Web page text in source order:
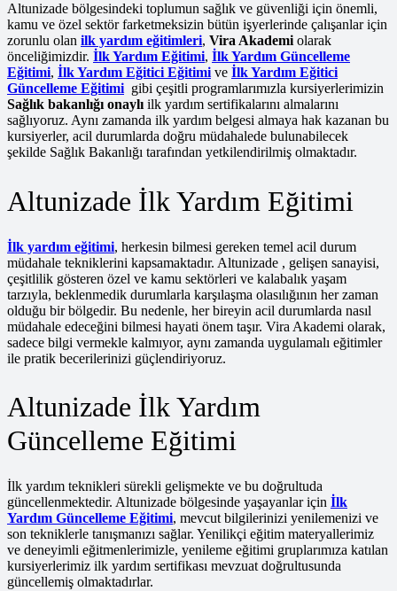
Altunizade bölgesindeki toplumun sağlık ve güvenliği için önemli,
kamu ve özel sektör farketmeksizin bütün işyerlerinde çalışanlar için
zorunlu olan ilk yardım eğitimleri, Vira Akademi olarak
önceliğimizdir. İlk Yardım Eğitimi, İlk Yardım Güncelleme
Eğitimi, İlk Yardım Eğitici Eğitimi ve İlk Yardım Eğitici
Güncelleme Eğitimi gibi çeşitli programlarımızla kursiyerlerimizin
Sağlık bakanlığı onaylı ilk yardım sertifikalarını almalarını
sağlıyoruz. Aynı zamanda ilk yardım belgesi almaya hak kazanan bu
kursiyerler, acil durumlarda doğru müdahalede bulunabilecek
şekilde Sağlık Bakanlığı tarafından yetkilendirilmiş olmaktadır.
Altunizade İlk Yardım Eğitimi
İlk yardım eğitimi, herkesin bilmesi gereken temel acil durum
müdahale tekniklerini kapsamaktadır. Altunizade , gelişen sanayisi,
çeşitlilik gösteren özel ve kamu sektörleri ve kalabalık yaşam
tarzıyla, beklenmedik durumlarla karşılaşma olasılığının her zaman
olduğu bir bölgedir. Bu nedenle, her bireyin acil durumlarda nasıl
müdahale edeceğini bilmesi hayati önem taşır. Vira Akademi olarak,
sadece bilgi vermekle kalmıyor, aynı zamanda uygulamalı eğitimler
ile pratik becerilerinizi güçlendiriyoruz.
Altunizade İlk Yardım
Güncelleme Eğitimi
İlk yardım teknikleri sürekli gelişmekte ve bu doğrultuda
güncellenmektedir. Altunizade bölgesinde yaşayanlar için İlk
Yardım Güncelleme Eğitimi, mevcut bilgilerinizi yenilemenizi ve
son tekniklerle tanışmanızı sağlar. Yenilikçi eğitim materyallerimiz
ve deneyimli eğitmenlerimizle, yenileme eğitimi gruplarımıza katılan
kursiyerlerimiz ilk yardım sertifikası mevzuat doğrultusunda
güncellemiş olmaktadırlar.